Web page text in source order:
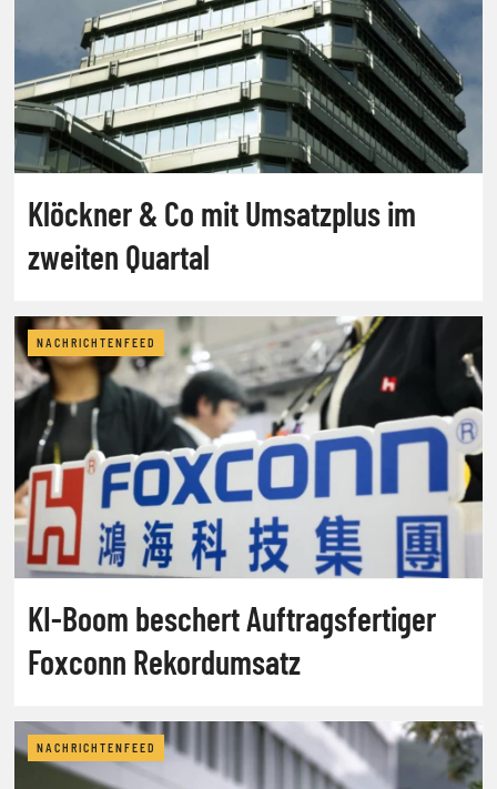
Klöckner & Co mit Umsatzplus im
zweiten Quartal
NACHRICHTENFEED
KI-Boom beschert Auftragsfertiger
Foxconn Rekordumsatz
NACHRICHTENFEED